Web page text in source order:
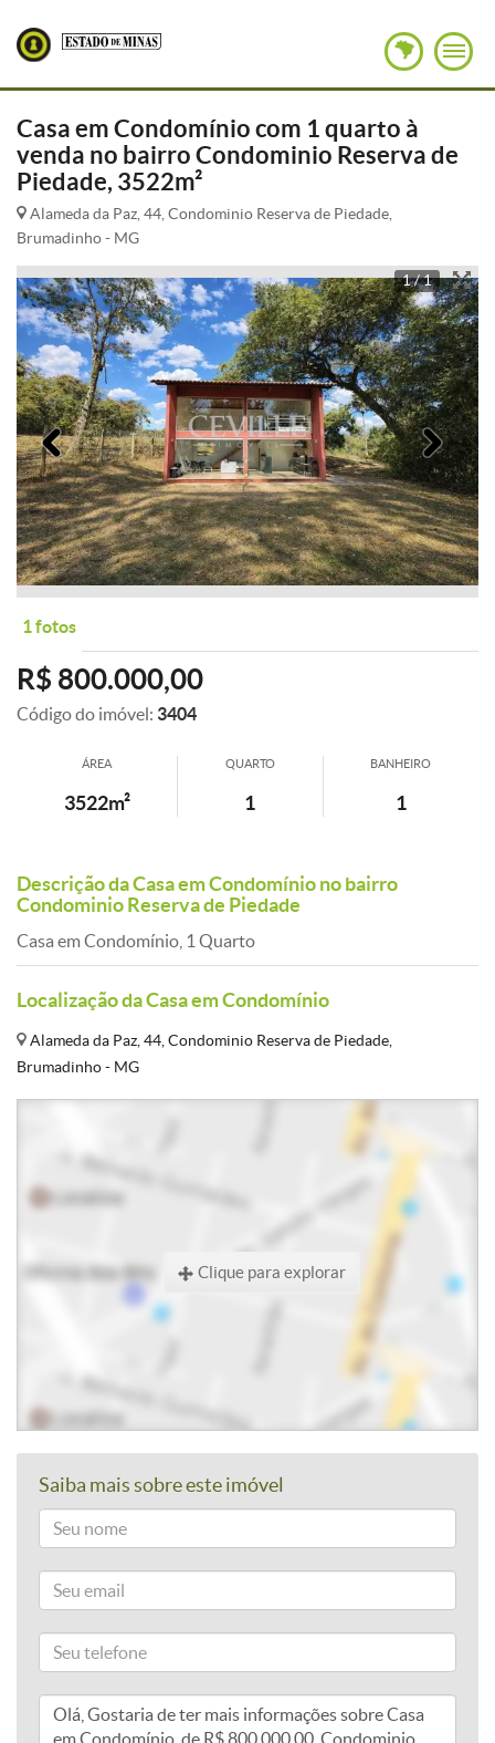
Casa em Condomínio com 1 quarto à
venda no bairro Condominio Reserva de
Piedade, 3522m²
Alameda da Paz, 44, Condominio Reserva de Piedade,
Brumadinho - MG
1 / 1
Anterior
1 fotos
R$ 800.000,00
Código do imóvel: 3404
ÁREA
3522m²
QUARTO
1
BANHEIRO
1
Descrição da Casa em Condomínio no bairro
Condominio Reserva de Piedade
Casa em Condomínio, 1 Quarto
Localização da Casa em Condomínio
Alameda da Paz, 44, Condominio Reserva de Piedade,
Brumadinho - MG
Clique para explorar
Saiba mais sobre este imóvel